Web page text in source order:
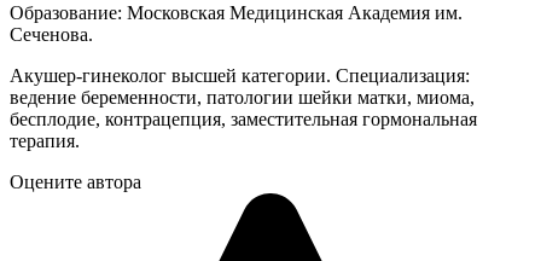
Образование: Московская Медицинская Академия им.
Сеченова.
Акушер-гинеколог высшей категории. Специализация:
ведение беременности, патологии шейки матки, миома,
бесплодие, контрацепция, заместительная гормональная
терапия.
Оцените автора